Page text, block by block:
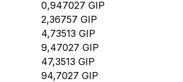
0,947027 GIP
2,36757 GIP
4,73513 GIP
9,47027 GIP
47,3513 GIP
94,7027 GIP